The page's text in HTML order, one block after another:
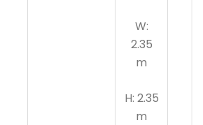
W:
2.35
m
H: 2.35
m